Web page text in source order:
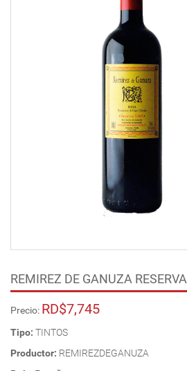
REMIREZ DE GANUZA RESERVA
Precio: RD$7,745
Tipo: TINTOS
Productor: REMIREZDEGANUZA